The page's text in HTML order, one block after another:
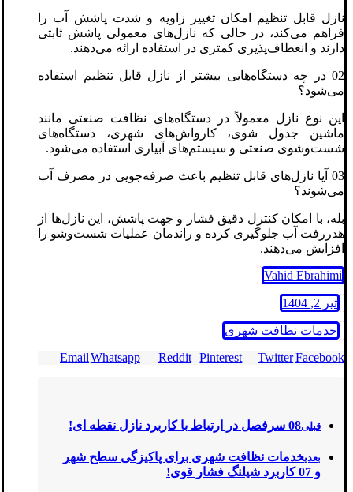
نازل قابل تنظیم امکان تغییر زاویه و شدت پاشش آب را
فراهم می‌کند، در حالی که نازل‌های معمولی پاشش ثابتی
دارند و انعطاف‌پذیری کمتری در استفاده ارائه می‌دهند.
02 در چه دستگاه‌هایی بیشتر از نازل قابل تنظیم استفاده
می‌شود؟
این نوع نازل معمولاً در دستگاه‌های نظافت صنعتی مانند
ماشین جدول شوی، کارواش‌های شهری، دستگاه‌های
شست‌وشوی صنعتی و سیستم‌های آبیاری استفاده می‌شود.
03 آیا نازل‌های قابل تنظیم باعث صرفه‌جویی در مصرف آب
می‌شوند؟
بله، با امکان کنترل دقیق فشار و جهت پاشش، این نازل‌ها از
هدررفت آب جلوگیری کرده و راندمان عملیات شست‌وشو را
افزایش می‌دهند.
Vahid Ebrahimi
تیر 2, 1404
خدمات نظافت شهری
Facebook
Twitter
Pinterest
Reddit
Whatsapp
Email
قبلی08 سرفصل در ارتباط با کاربرد نازل نقطه ای!
بعدیخدمات نظافت شهری برای پاکیزگی سطح شهر
و 07 کاربرد شیلنگ فشار قوی!